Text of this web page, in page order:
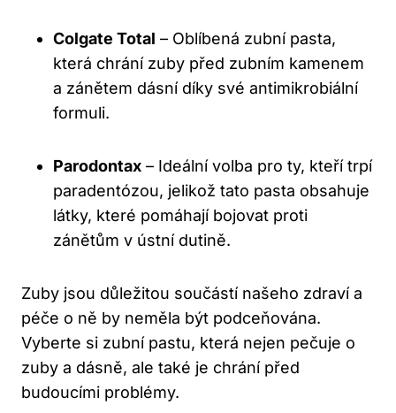
Colgate Total – Oblíbená zubní pasta,
která chrání zuby před zubním kamenem
a zánětem dásní díky své antimikrobiální
formuli.
Parodontax – Ideální volba pro ty, kteří trpí
paradentózou, jelikož tato pasta obsahuje
látky, které pomáhají bojovat proti
zánětům v ústní dutině.
Zuby jsou důležitou součástí našeho zdraví a
péče o ně by neměla být podceňována.
Vyberte si zubní pastu, která nejen pečuje o
zuby a dásně, ale také je chrání před
budoucími problémy.